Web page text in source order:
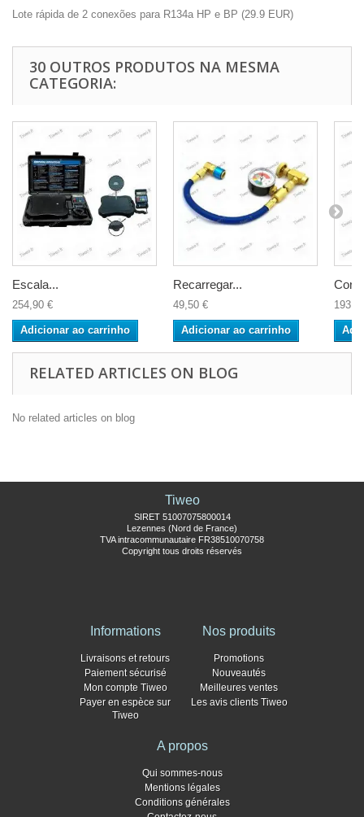
Lote rápida de 2 conexões para R134a HP e BP (29.9 EUR)
30 OUTROS PRODUTOS NA MESMA
CATEGORIA:
Escala...
254,90 €
Adicionar ao carrinho
Recarregar...
49,50 €
Adicionar ao carrinho
RELATED ARTICLES ON BLOG
No related articles on blog
Tiweo
SIRET 51007075800014
Lezennes (Nord de France)
TVA intracommunautaire FR38510070758
Copyright tous droits réservés
Informations
Livraisons et retours
Paiement sécurisé
Mon compte Tiweo
Payer en espèce sur
Tiweo
Nos produits
Promotions
Nouveautés
Meilleures ventes
Les avis clients Tiweo
A propos
Qui sommes-nous
Mentions légales
Conditions générales